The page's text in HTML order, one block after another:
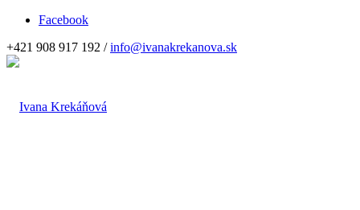
Facebook
+421 908 917 192 /info@ivanakrekanova.sk